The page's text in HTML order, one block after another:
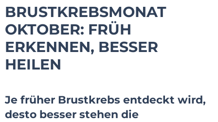
BRUSTKREBSMONAT
OKTOBER: FRÜH
ERKENNEN, BESSER
HEILEN
Je früher Brustkrebs entdeckt wird,
desto besser stehen die